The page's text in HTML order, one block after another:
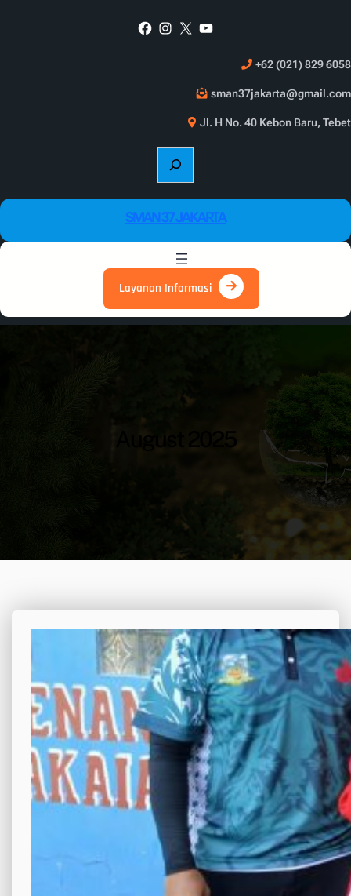
Facebook Instagram X YouTube
+62 (021) 829 6058
sman37jakarta@gmail.com
Jl. H No. 40 Kebon Baru, Tebet
SMAN 37 JAKARTA
Layanan Informasi
August 2025